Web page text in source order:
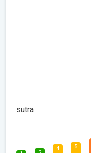
sutra
4 5